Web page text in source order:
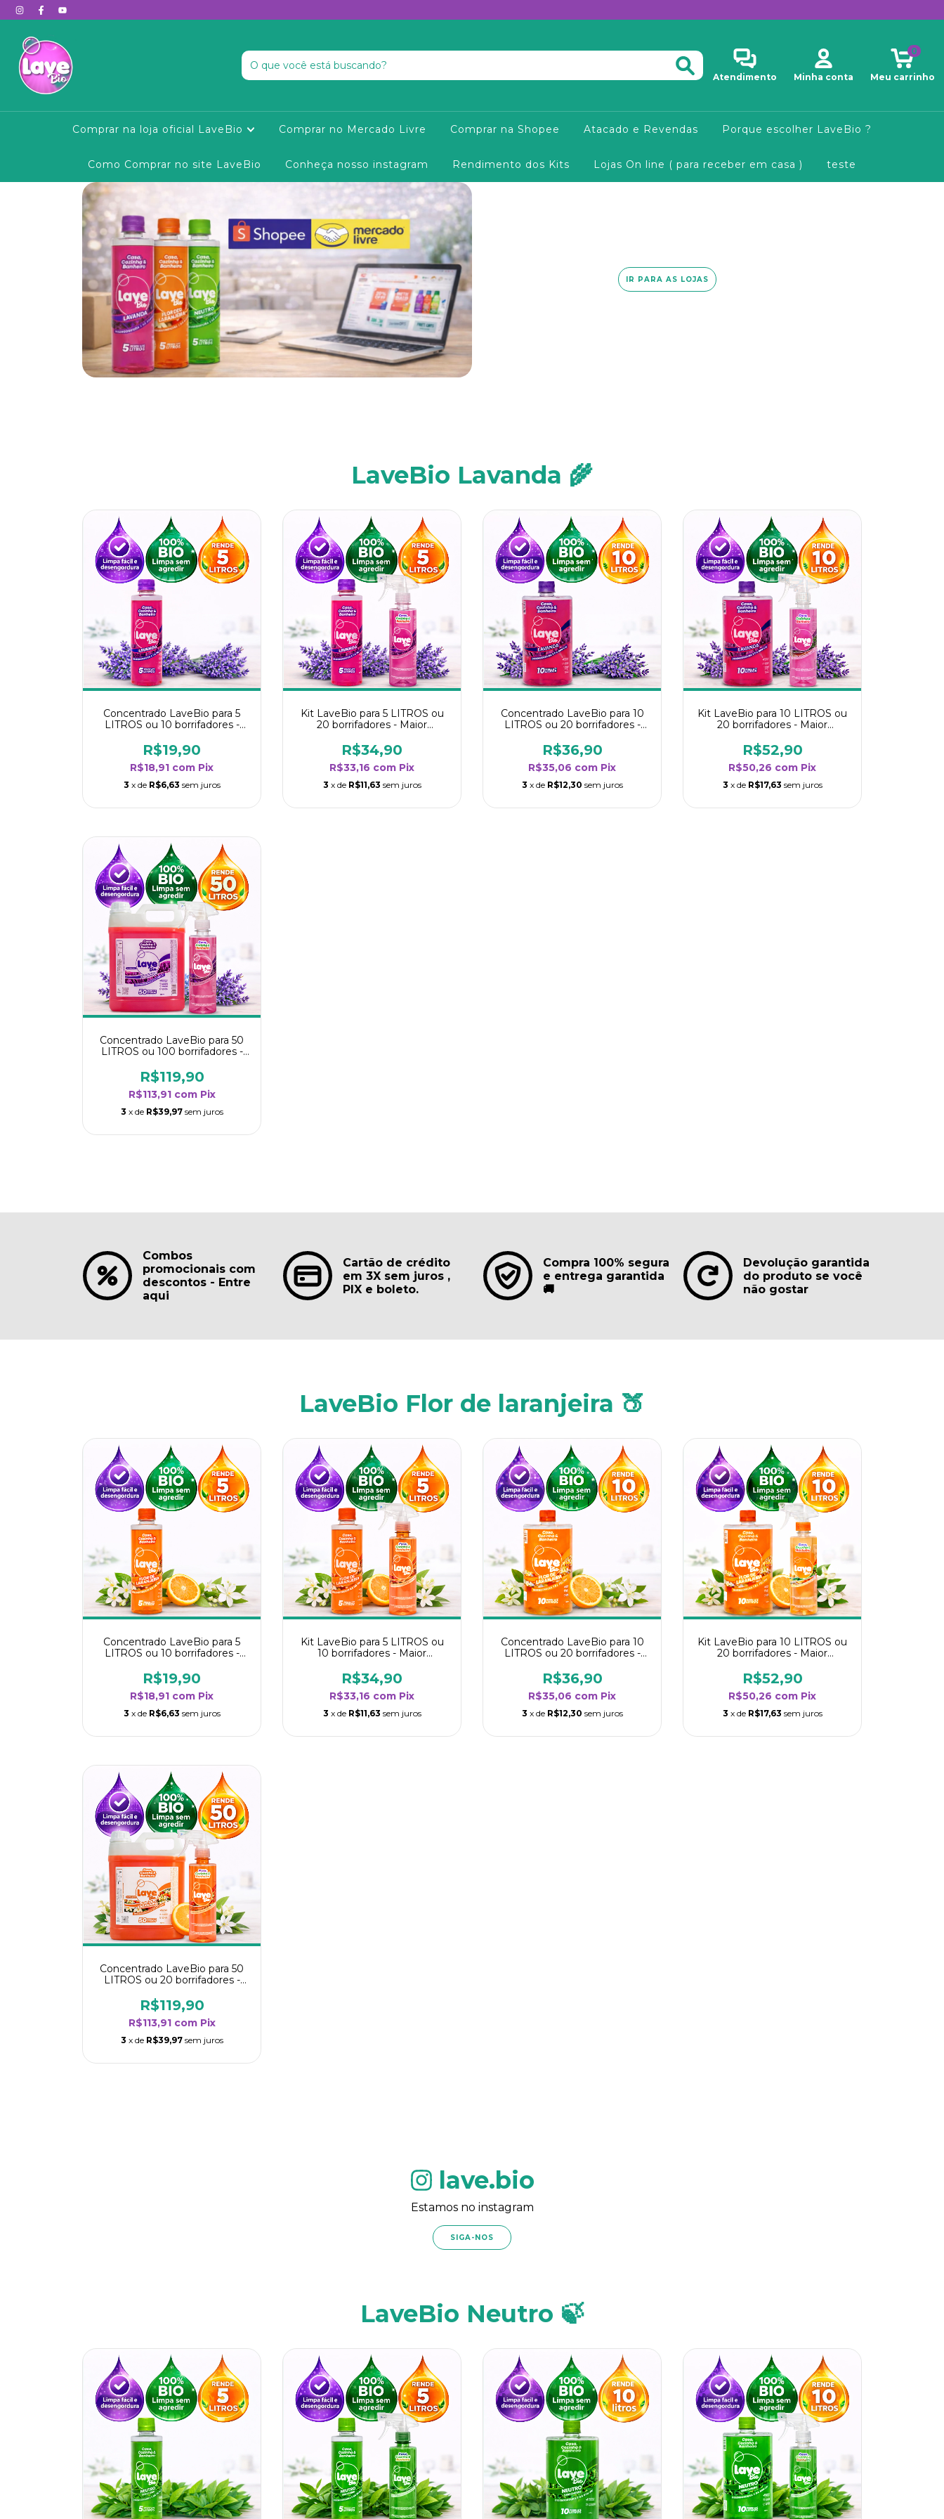
Atendimento Minha conta Meu carrinho
0
Comprar na loja oficial LaveBio Comprar no Mercado Livre Comprar na Shopee Atacado e Revendas Porque escolher LaveBio ?
Como Comprar no site LaveBio Conheça nosso instagram Rendimento dos Kits Lojas On line ( para receber em casa ) teste
IR PARA AS LOJAS
LaveBio Lavanda 🌾
Concentrado LaveBio para 5
LITROS ou 10 borrifadores -
- Lavanda
R$19,90
R$18,91 com Pix
3 x de R$6,63 sem juros
Kit LaveBio para 5 LITROS ou
20 borrifadores - Maior
Lavanda
R$34,90
R$33,16 com Pix
3 x de R$11,63 sem juros
Concentrado LaveBio para 10
LITROS ou 20 borrifadores -
- Lavanda
R$36,90
R$35,06 com Pix
3 x de R$12,30 sem juros
Kit LaveBio para 10 LITROS ou
20 borrifadores - Maior
Lavanda
R$52,90
R$50,26 com Pix
3 x de R$17,63 sem juros
Concentrado LaveBio para 50
LITROS ou 100 borrifadores -
- Lavanda
R$119,90
R$113,91 com Pix
3 x de R$39,97 sem juros
Combos
promocionais com
descontos - Entre
aqui
Cartão de crédito
em 3X sem juros ,
PIX e boleto.
Compra 100% segura
e entrega garantida
🚚
Devolução garantida
do produto se você
não gostar
LaveBio Flor de laranjeira 🍑
Concentrado LaveBio para 5
LITROS ou 10 borrifadores -
- Flor de Laranjeira
R$19,90
R$18,91 com Pix
3 x de R$6,63 sem juros
Kit LaveBio para 5 LITROS ou
10 borrifadores - Maior
de Laranjeira
R$34,90
R$33,16 com Pix
3 x de R$11,63 sem juros
Concentrado LaveBio para 10
LITROS ou 20 borrifadores -
- Flor de Laranjeira
R$36,90
R$35,06 com Pix
3 x de R$12,30 sem juros
Kit LaveBio para 10 LITROS ou
20 borrifadores - Maior
de Laranjeira
R$52,90
R$50,26 com Pix
3 x de R$17,63 sem juros
Concentrado LaveBio para 50
LITROS ou 20 borrifadores -
- Flor de Laranjeira
R$119,90
R$113,91 com Pix
3 x de R$39,97 sem juros
lave.bio
Estamos no instagram
SIGA-NOS
LaveBio Neutro 🍃